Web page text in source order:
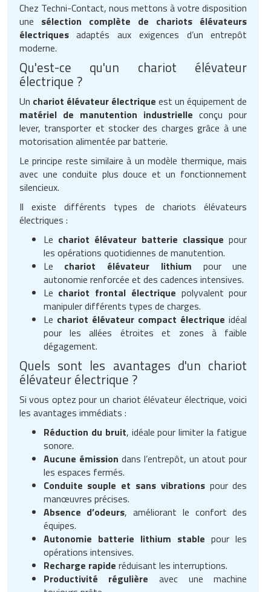
Chez Techni-Contact, nous mettons à votre disposition
une sélection complète de chariots élévateurs
électriquesadaptés aux exigences d’un entrepôt
moderne.
Qu'est-ce qu'un chariot élévateur
électrique ?
Un chariot élévateur électrique est un équipement de
matériel de manutention industrielle conçu pour
lever, transporter et stocker des charges grâce à une
motorisation alimentée par batterie.
Le principe reste similaire à un modèle thermique, mais
avec une conduite plus douce et un fonctionnement
silencieux.
Il existe différents types de chariots élévateurs
électriques :
Le chariot élévateur batterie classique pour
les opérations quotidiennes de manutention.
Le chariot élévateur lithium pour une
autonomie renforcée et des cadences intensives.
Le chariot frontal électrique polyvalent pour
manipuler différents types de charges.
Le chariot élévateur compact électrique idéal
pour les allées étroites et zones à faible
dégagement.
Quels sont les avantages d'un chariot
élévateur électrique ?
Si vous optez pour un chariot élévateur électrique, voici
les avantages immédiats :
Réduction du bruit, idéale pour limiter la fatigue
sonore.
Aucune émission dans l’entrepôt, un atout pour
les espaces fermés.
Conduite souple et sans vibrationspour des
manœuvres précises.
Absence d’odeurs, améliorant le confort des
équipes.
Autonomie batterie lithium stable pour les
opérations intensives.
Recharge rapide réduisant les interruptions.
Productivité régulière avec une machine